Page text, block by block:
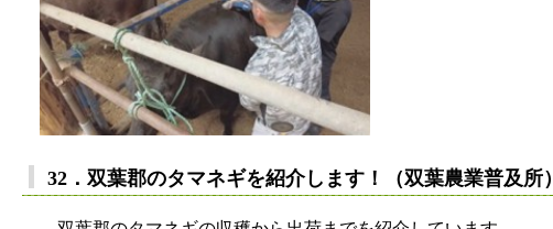
32．双葉郡のタマネギを紹介します！（双葉農業普及所）